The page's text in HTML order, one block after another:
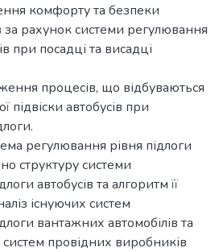
комфорту та безпеки
за рахунок системи регулювання
при посадці та висадці
процесів, що відбуваються
підвіски автобусів при
регулювання рівня підлоги
структуру системи
автобусів та алгоритм її
існуючих систем
вантажних автомобілів та
систем провідних виробників